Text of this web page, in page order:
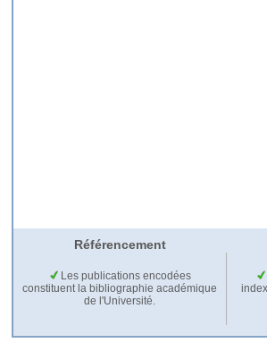
Référencement
Les publications encodées
constituent la bibliographie académique
de l'Université.